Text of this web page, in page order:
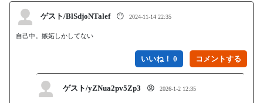
ゲスト/BlSdjoNTalef 😶 2024-11-14 22:35
自己中。嫉妬しかしてない
いいね！ 0
ゲスト/yZNua2pv5Zp3 😡 2026-1-2 12:35